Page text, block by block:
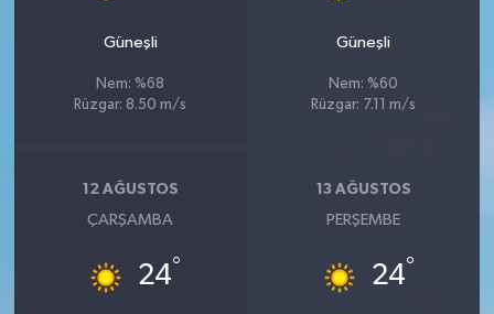
Güneşli
Nem: %68
Rüzgar: 8.50 m/s
Güneşli
Nem: %60
Rüzgar: 7.11 m/s
12 AĞUSTOS
ÇARŞAMBA
24°
13 AĞUSTOS
PERŞEMBE
24°